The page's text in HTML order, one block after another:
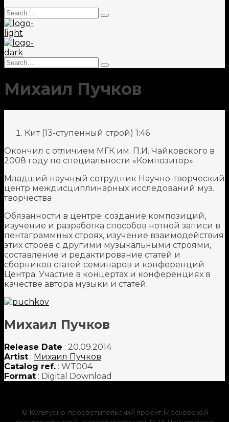
Search
for:
Type
Search
for:
Type
enter
Михаил Пучков
Кит (13-ступенный строй) 1:46
Окончил с отличием МГК им. П.И. Чайковского в
2008 году по специальности «Композитор».
Младший научный сотрудник Научно-творческий
центр междисциплинарных исследований муз.
творчества
Обязанности в центре: создание композиций,
изучение и разработка способов нотной записи в
пентаграммных строях, изучение взаимодействия
этих строёв с другими музыкальными строями,
составление и редактирование статей и
сборников статей семинаров и конференций
Центра. Участие в концертах и конференциях в
качестве автора музыки и статей.
Михаил Пучков
Release Date : 20.09.2014
Artist : Михаил Пучков
Catalog ref. : WT004
Format : Digital Download
© Культурно-просветительский проект Московской